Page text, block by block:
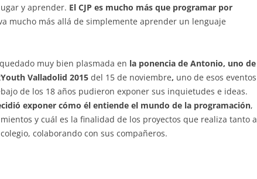
y aprender. El CJP es mucho más que programar por
mucho más allá de simplemente aprender un lenguaje
muy bien plasmada en la ponencia de Antonio, uno de
Valladolid 2015 del 15 de noviembre, uno de esos eventos
de los 18 años pudieron exponer sus inquietudes e ideas.
exponer cómo él entiende el mundo de la programación,
y cuál es la finalidad de los proyectos que realiza tanto a
colaborando con sus compañeros.